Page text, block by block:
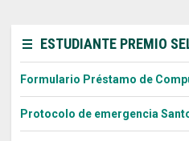
Alumnos
ESTUDIANTE PREMIO
Formulario Préstamo de
Protocolo de emergencia